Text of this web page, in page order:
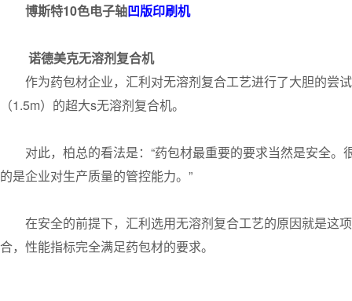
博斯特10色电子轴凹版印刷机
诺德美克无溶剂复合机
作为药包材企业，汇利对无溶剂复合工艺进行了大胆的尝
（1.5m）的超大s无溶剂复合机。
对此，柏总的看法是：“药包材最重要的要求当然是安全
的是企业对生产质量的管控能力。”
在安全的前提下，汇利选用无溶剂复合工艺的原因就是这
合，性能指标完全满足药包材的要求。